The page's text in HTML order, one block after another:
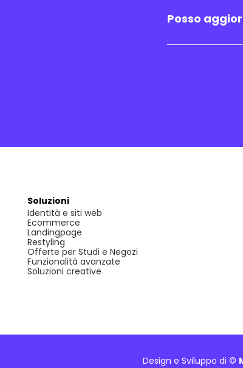
Posso
Soluzioni
Identità e siti web
Ecommerce
Landingpage
Restyling
Offerte per Studi e Negozi
Funzionalità avanzate
Soluzioni creative
Design e Sviluppo di ©